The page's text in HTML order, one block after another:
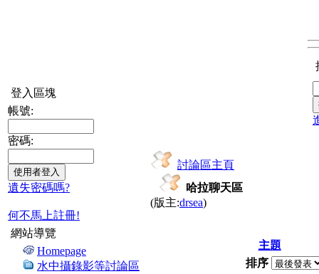
登入區塊
帳號:
密碼:
遺失密碼嗎?
何不馬上註冊!
網站導覽
Homepage
水中攝錄影等討論區
討論區主頁
哈拉聊天區
(版主:drsea)
主題
排序